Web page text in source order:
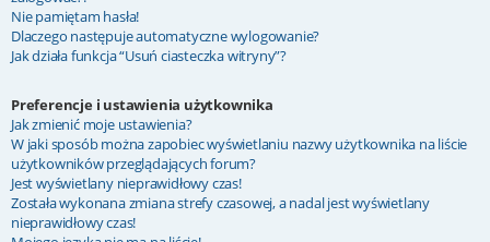
Nie pamiętam hasła!
Dlaczego następuje automatyczne wylogowanie?
Jak działa funkcja “Usuń ciasteczka witryny”?
Preferencje i ustawienia użytkownika
Jak zmienić moje ustawienia?
W jaki sposób można zapobiec wyświetlaniu nazwy użytkownika na liście
użytkowników przeglądających forum?
Jest wyświetlany nieprawidłowy czas!
Została wykonana zmiana strefy czasowej, a nadal jest wyświetlany
nieprawidłowy czas!